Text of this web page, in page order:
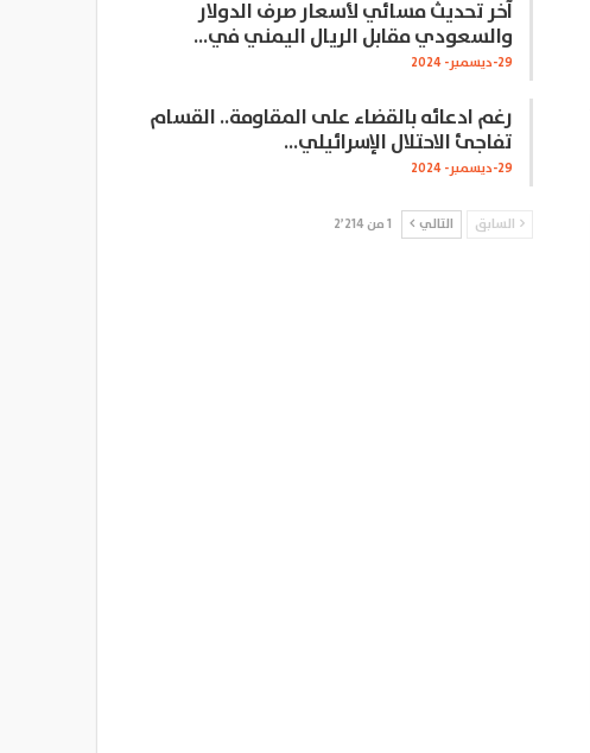
آخر تحديث مسائي لأسعار صرف الدولار
والسعودي مقابل الريال اليمني في…
29-ديسمبر- 2024
رغم ادعائه بالقضاء على المقاومة.. القسام
تفاجئ الاحتلال الإسرائيلي…
29-ديسمبر- 2024
السابق التالي 1 من 2٬214